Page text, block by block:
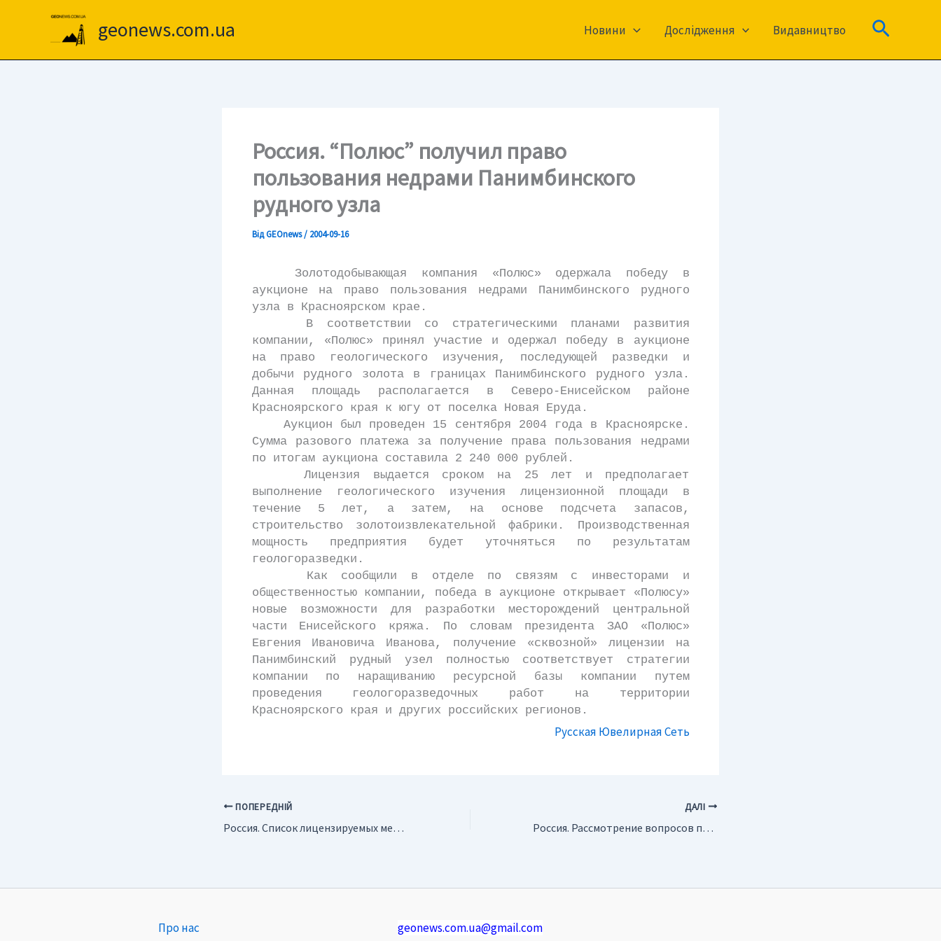
geonews.com.ua Новини Дослідження Видавництво Пошук
Россия. “Полюс” получил право
пользования недрами Панимбинского
рудного узла
ВідGEOnews/ 2004-09-16
Золотодобывающая компания «Полюс» одержала победу в
аукционе на право пользования недрами Панимбинского рудного
узла в Красноярском крае.
В соответствии со стратегическими планами развития
компании, «Полюс» принял участие и одержал победу в аукционе
на право геологического изучения, последующей разведки и
добычи рудного золота в границах Панимбинского рудного узла.
Данная площадь располагается в Северо-Енисейском районе
Красноярского края к югу от поселка Новая Еруда.
Аукцион был проведен 15 сентября 2004 года в Красноярске.
Сумма разового платежа за получение права пользования недрами
по итогам аукциона составила 2 240 000 рублей.
Лицензия выдается сроком на 25 лет и предполагает
выполнение геологического изучения лицензионной площади в
течение 5 лет, а затем, на основе подсчета запасов,
строительство золотоизвлекательной фабрики. Производственная
мощность предприятия будет уточняться по результатам
геологоразведки.
Как сообщили в отделе по связям с инвесторами и
общественностью компании, победа в аукционе открывает «Полюсу»
новые возможности для разработки месторождений центральной
части Енисейского кряжа. По словам президента ЗАО «Полюс»
Евгения Ивановича Иванова, получение «сквозной» лицензии на
Панимбинский рудный узел полностью соответствует стратегии
компании по наращиванию ресурсной базы компании путем
проведения геологоразведочных работ на территории
Красноярского края и других российских регионов.
Русская Ювелирная Сеть
ПОПЕРЕДНІЙ
Россия. Список лицензируемых месторождений будет опубликован в течение месяца
ДАЛІ
Россия. Рассмотрение вопросов по совершенствованию законодательства о недрах
Про нас geonews.com.ua@gmail.com